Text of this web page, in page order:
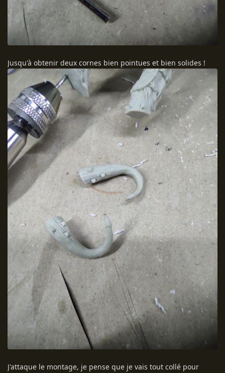
Jusqu'à obtenir deux cornes bien pointues et bien solides !
J'attaque le montage, je pense que je vais tout collé pour